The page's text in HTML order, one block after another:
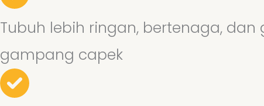
Tubuh lebih ringan, bertenaga, dan
gampang capek